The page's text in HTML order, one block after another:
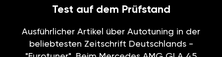
Test auf dem Prüfstand
Ausführlicher Artikel über Autotuning in der
beliebtesten Zeitschrift Deutschlands -